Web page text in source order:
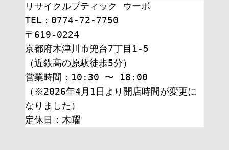
リサイクルブティック ウーボ
TEL：0774-72-7750
〒619-0224
京都府木津川市兜台7丁目1-5
（近鉄高の原駅徒歩5分）
営業時間：10:30 〜 18:00
（※2026年4月1日より開店時間が変更に
なりました）
定休日：木曜